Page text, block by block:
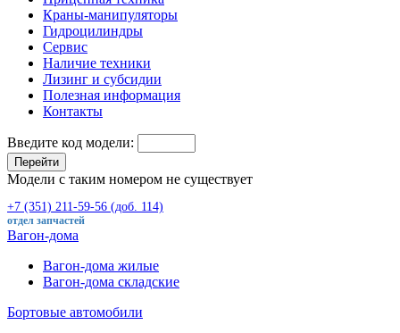
Краны-манипуляторы
Гидроцилиндры
Сервис
Наличие техники
Лизинг и субсидии
Полезная информация
Контакты
Введите код модели:
Перейти
Модели с таким номером не существует
+7 (351) 211-59-56 (доб. 114)
отдел запчастей
Вагон-дома
Вагон-дома жилые
Вагон-дома складские
Бортовые автомобили